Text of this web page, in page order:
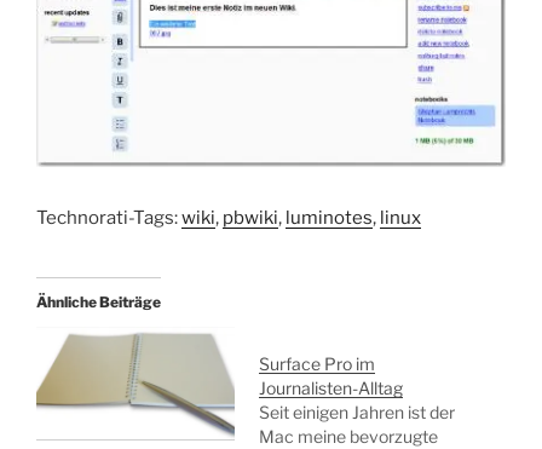
Technorati-Tags:wiki, pbwiki, luminotes, linux
Ähnliche Beiträge
Surface Pro im
Journalisten-Alltag
Seit einigen Jahren ist der
Mac meine bevorzugte